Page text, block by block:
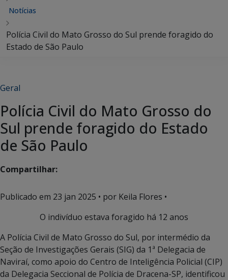
Notícias
Polícia Civil do Mato Grosso do Sul prende foragido do
Estado de São Paulo
Geral
Polícia Civil do Mato Grosso do
Sul prende foragido do Estado
de São Paulo
Compartilhar:
Publicado em 23 jan 2025 • por Keila Flores •
O indivíduo estava foragido há 12 anos
A Polícia Civil de Mato Grosso do Sul, por intermédio da
Seção de Investigações Gerais (SIG) da 1ª Delegacia de
Naviraí, como apoio do Centro de Inteligência Policial (CIP)
da Delegacia Seccional de Polícia de Dracena-SP, identificou